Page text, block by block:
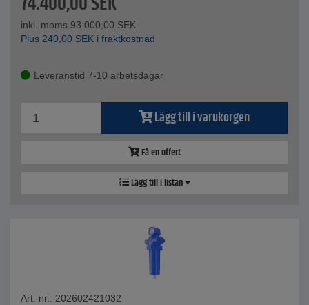
inkl. moms.93.000,00 SEK
Plus 240,00 SEK i fraktkostnad
Leveranstid 7-10 arbetsdagar
Lägg till i varukorgen
Få en offert
Lägg till i listan
Art. nr.: 202602421032